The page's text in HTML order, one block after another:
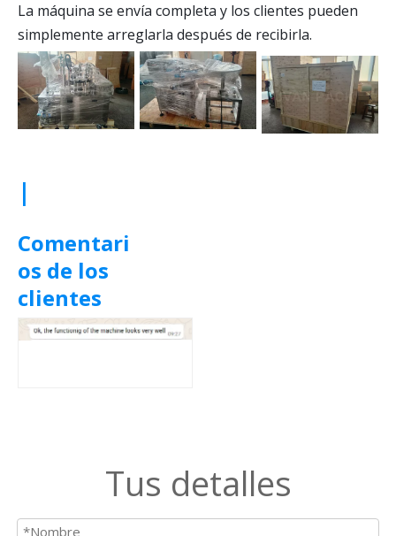
La máquina se envía completa y los clientes pueden
simplemente arreglarla después de recibirla.
|
Comentari
os de los
clientes
Tus detalles